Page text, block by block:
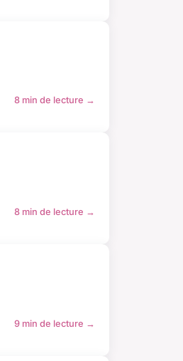
8 min de lecture →
8 min de lecture →
9 min de lecture →